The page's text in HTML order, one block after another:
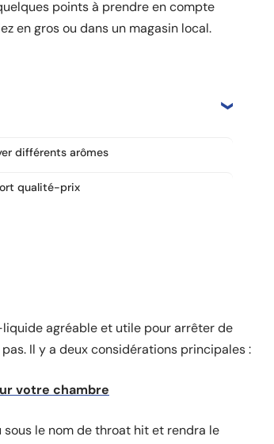
points à prendre en compte
en gros ou dans un magasin local.
différents arômes
qualité-prix
agréable et utile pour arrêter de
Il y a deux considérations principales :
votre chambre
le nom de throat hit et rendra le